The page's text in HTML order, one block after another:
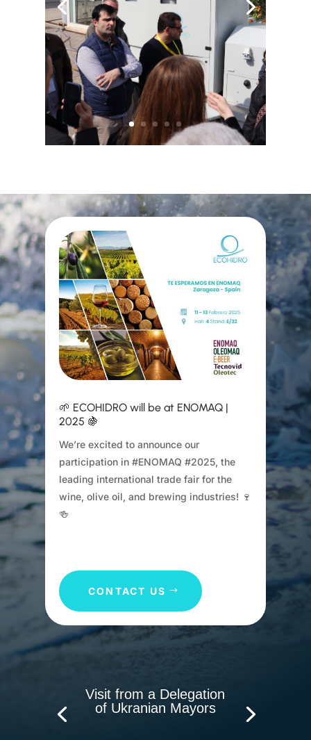
🌱 ECOHIDRO will be at ENOMAQ |
2025 🍇
We’re excited to announce our
participation in #ENOMAQ #2025, the
leading international trade fair for the
wine, olive oil, and brewing industries! 🍷
🍻
CONTACT US
Visit from a Delegation
of Ukranian Mayors